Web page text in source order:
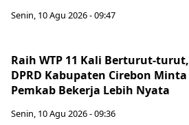
Senin, 10 Agu 2026 - 09:47
Raih WTP 11 Kali Berturut-turut,
DPRD Kabupaten Cirebon Minta
Pemkab Bekerja Lebih Nyata
Senin, 10 Agu 2026 - 09:36